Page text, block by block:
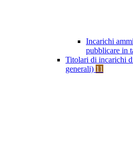
Incarichi
pubblicare in
Titolari di incarichi
generali) 11